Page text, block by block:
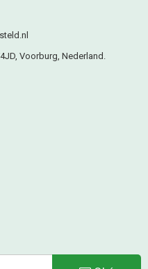
Voorburg, Nederland.